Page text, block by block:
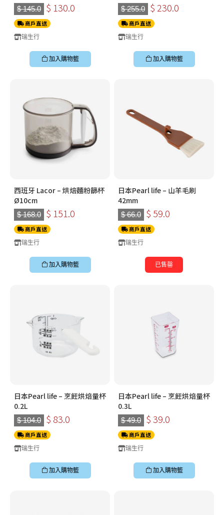
$ 145.0 $ 130.0
商戶直送
瑞生行
加入購物籃
250ºC 300x400mm
$ 255.0 $ 230.0
商戶直送
瑞生行
加入購物籃
西班牙 Lacor – 烘焙麵粉篩杯
Ø10cm
$ 168.0 $ 151.0
商戶直送
瑞生行
加入購物籃
日本Pearl life – 山羊毛刷
42mm
$ 66.0 $ 59.0
商戶直送
瑞生行
已售罄
日本Pearl life – 烹飪烘焙量杯
0.2L
$ 104.0 $ 83.0
商戶直送
瑞生行
加入購物籃
日本Pearl life – 烹飪烘焙量杯
0.3L
$ 49.0 $ 39.0
商戶直送
瑞生行
加入購物籃